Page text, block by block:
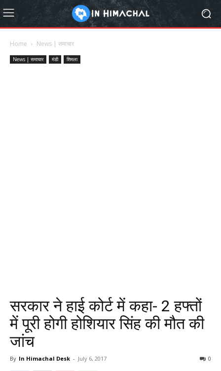
Home News | समाचार
News | समाचार मंडी शिमला
सरकार ने हाई कोर्ट में कहा- 2 हफ्तों
में पूरी होगी होशियार सिंह की मौत की
जांच
By In Himachal Desk - July 6, 2017 0